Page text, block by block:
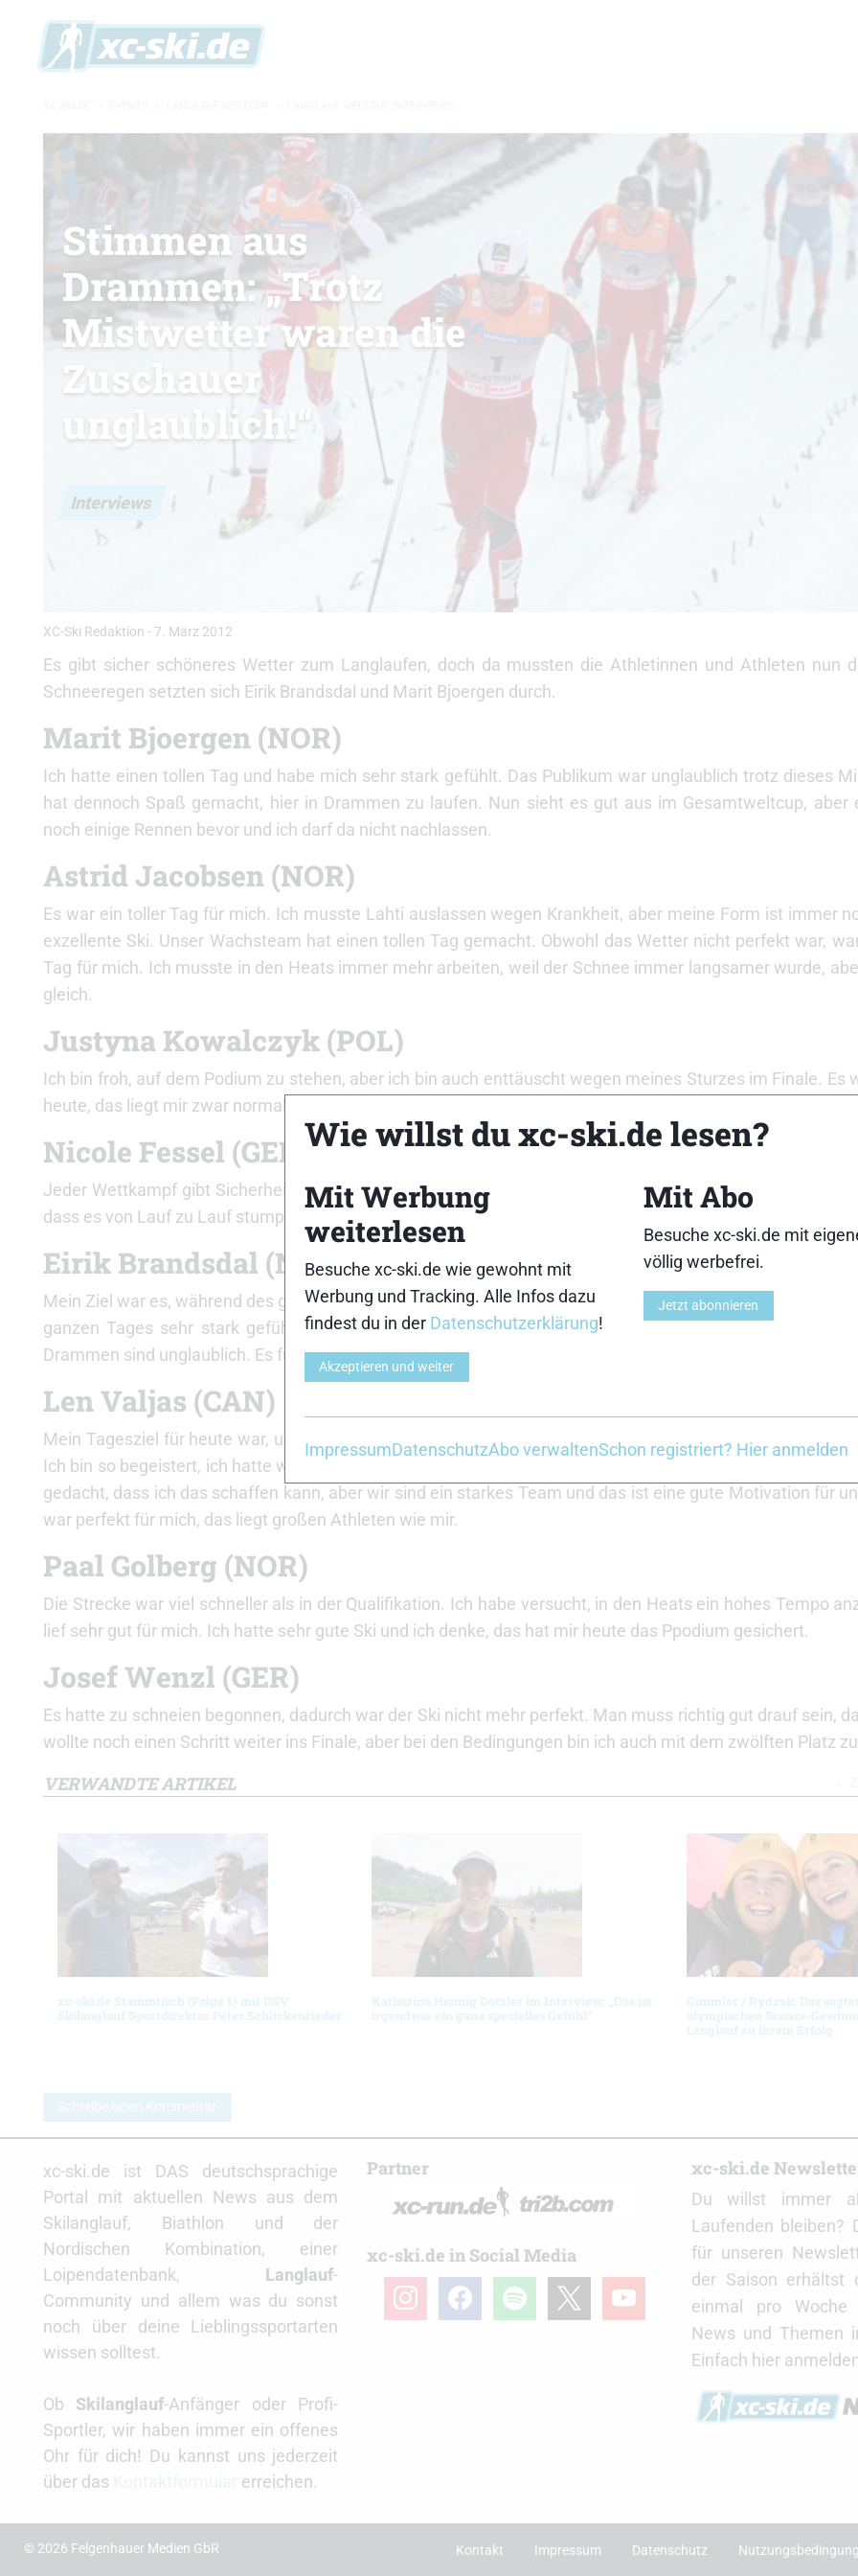
Interviews
Stimmen aus
Drammen: „Trotz
Mistwetter waren die
Zuschauer
unglaublich!“
XC-Ski Redaktion - 7. März 2012
Es gibt sicher schöneres Wetter zum Langlaufen, doch da mussten die Athletinnen und Athleten nun
Schneeregen setzten sich Eirik Brandsdal und Marit Bjoergen durch.
Marit Bjoergen (NOR)
Ich hatte einen tollen Tag und habe mich sehr stark gefühlt. Das Publikum war unglaublich trotz dieses
hat dennoch Spaß gemacht, hier in Drammen zu laufen. Nun sieht es gut aus im Gesamtweltcup, aber
noch einige Rennen bevor und ich darf da nicht nachlassen.
Astrid Jacobsen (NOR)
Es war ein toller Tag für mich. Ich musste Lahti auslassen wegen Krankheit, aber meine Form ist immer
exzellente Ski. Unser Wachsteam hat einen tollen Tag gemacht. Obwohl das Wetter nicht perfekt war,
Tag für mich. Ich musste in den Heats immer mehr arbeiten, weil der Schnee immer langsamer wurde,
gleich.
Justyna Kowalczyk (POL)
Ich bin froh, auf dem Podium zu stehen, aber ich bin auch enttäuscht wegen meines Sturzes im Finale. Es
heute, das liegt mir zwar normalerweise, aber ein Sprint ist immer eine Herausforderung und man weiß nie,
Nicole Fessel (GER)
Jeder Wettkampf gibt Sicherheit und man versucht, aus den Fehlern zu lernen. Das ist mir gut gelungen.
dass es von Lauf zu Lauf stumpfer wurde und das war heute der ausschlaggebene Punkt.
Eirik Brandsdal (NOR)
Mein Ziel war es, während des ganzen Rennens offensiv zu laufen und damit war ich erfolgreich. Ich habe
ganzen Tages sehr stark gefühlt. Meine Ski waren in allen Läufen perfekt. Die Zuschauer und die
Drammen sind unglaublich. Es fühlt sich toll an, der Sieger zu sein.
Len Valjas (CAN)
Mein Tagesziel für heute war, unter die Top50 im Gesamtweltcup zu kommen, um für das Weltcupfinale
Ich bin so begeistert, ich hatte wirklich einen guten Tag und ich bin froh, das erste Mal auf dem Podium zu
gedacht, dass ich das schaffen kann, aber wir sind ein starkes Team und das ist eine gute Motivation für
war perfekt für mich, das liegt großen Athleten wie mir.
Paal Golberg (NOR)
Die Strecke war viel schneller als in der Qualifikation. Ich habe versucht, in den Heats ein hohes Tempo
lief sehr gut für mich. Ich hatte sehr gute Ski und ich denke, das hat mir heute das Ppodium gesichert.
Josef Wenzl (GER)
Es hatte zu schneien begonnen, dadurch war der Ski nicht mehr perfekt. Man muss richtig gut drauf sein,
wollte noch einen Schritt weiter ins Finale, aber bei den Bedingungen bin ich auch mit dem zwölften Platz
VERWANDTE ARTIKEL
xc-ski.de Stammtisch (Folge 1) mit DSV
Skilanglauf Sportdirektor Peter Schlickenrieder
Katharina Hennig Dotzler im Interview: „Das ist
irgendwie ein ganz spezielles Gefühl“
Gimmler / Rydzek: Das
olympischen Bronze-
Langlauf zu ihrem Erfolg
Schreibe einen Kommentar
xc-ski.de ist DAS deutschsprachige
Portal mit aktuellen News aus dem
Skilanglauf, Biathlon und der
Nordischen Kombination, einer
Loipendatenbank, Langlauf-
Community und allem was du sonst
noch über deine Lieblingssportarten
wissen solltest.
Ob Skilanglauf-Anfänger oder Profi-
Sportler, wir haben immer ein offenes
Ohr für dich! Du kannst uns jederzeit
über das
erreichen.
Partner
xc-ski.de in Social Media
instagramfacebookspotify youtube
xc-ski.de
Du willst immer
Laufenden bleiben?
für unseren
der Saison erhältst
einmal pro Woche
News und Themen
Einfach hier
© 2026 Felgenhauer Medien GbR Kontakt Impressum Datenschutz
Wie willst du xc-ski.de lesen?
Mit Werbung
weiterlesen
Besuche xc-ski.de wie gewohnt mit
Werbung und Tracking. Alle Infos dazu
findest du in der Datenschutzerklärung!
Akzeptieren und weiter
Mit Abo
Besuche xc-ski.de mit
völlig werbefrei.
Jetzt abonnieren
ImpressumDatenschutzAbo verwaltenSchon registriert? Hier anmelden